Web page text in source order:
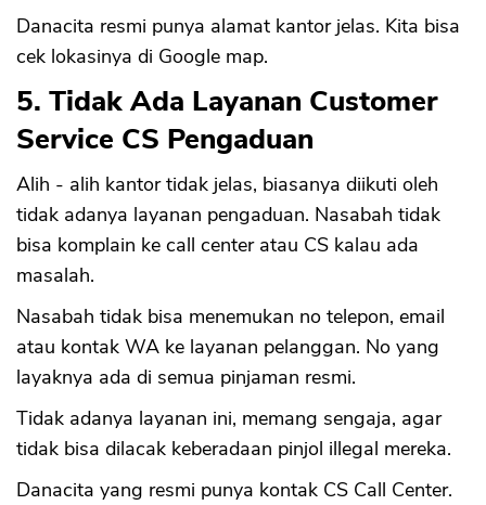
Danacita resmi punya alamat kantor jelas. Kita bisa
cek lokasinya di Google map.
5. Tidak Ada Layanan Customer
Service CS Pengaduan
Alih - alih kantor tidak jelas, biasanya diikuti oleh
tidak adanya layanan pengaduan. Nasabah tidak
bisa komplain ke call center atau CS kalau ada
masalah.
Nasabah tidak bisa menemukan no telepon, email
atau kontak WA ke layanan pelanggan. No yang
layaknya ada di semua pinjaman resmi.
Tidak adanya layanan ini, memang sengaja, agar
tidak bisa dilacak keberadaan pinjol illegal mereka.
Danacita yang resmi punya kontak CS Call Center.